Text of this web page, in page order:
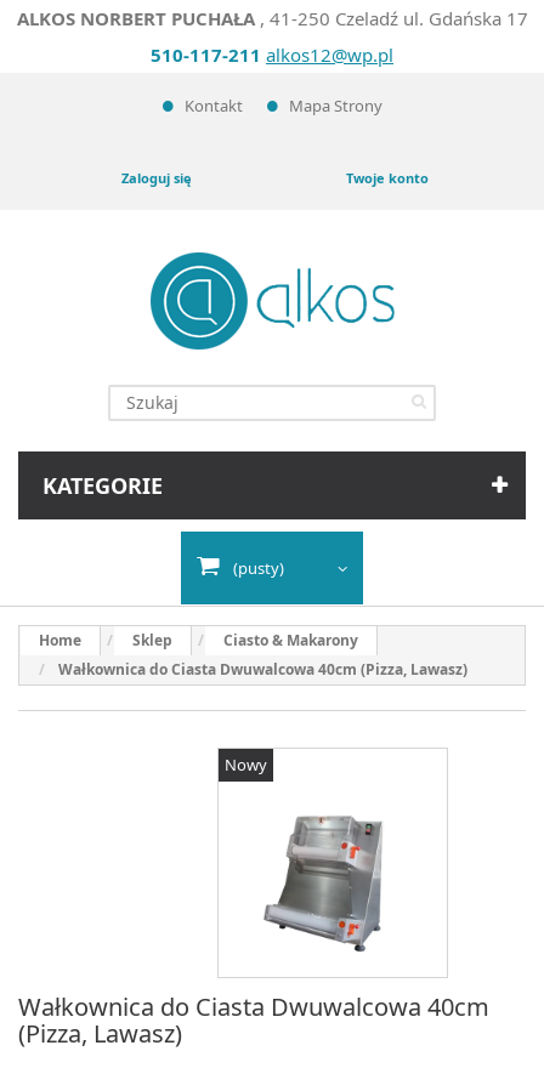
ALKOS NORBERT PUCHAŁA, 41-250 Czeladź ul. Gdańska 17
510-117-211 alkos12@wp.pl
Kontakt Mapa Strony
Zaloguj się Twoje konto
KATEGORIE
(pusty)
Home Sklep
Ciasto & Makarony
Wałkownica do Ciasta Dwuwalcowa 40cm (Pizza, Lawasz)
Nowy
Wałkownica do Ciasta Dwuwalcowa 40cm
(Pizza, Lawasz)